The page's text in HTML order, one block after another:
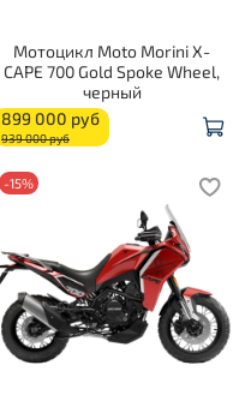
Мотоцикл Moto Morini X-
CAPE 700 Gold Spoke Wheel,
черный
899 000 руб
939 000 руб
-15%